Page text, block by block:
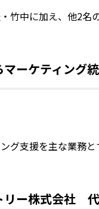
竹中に加え、他2名
ーケティング
グ支援を主な業務
ー株式会社